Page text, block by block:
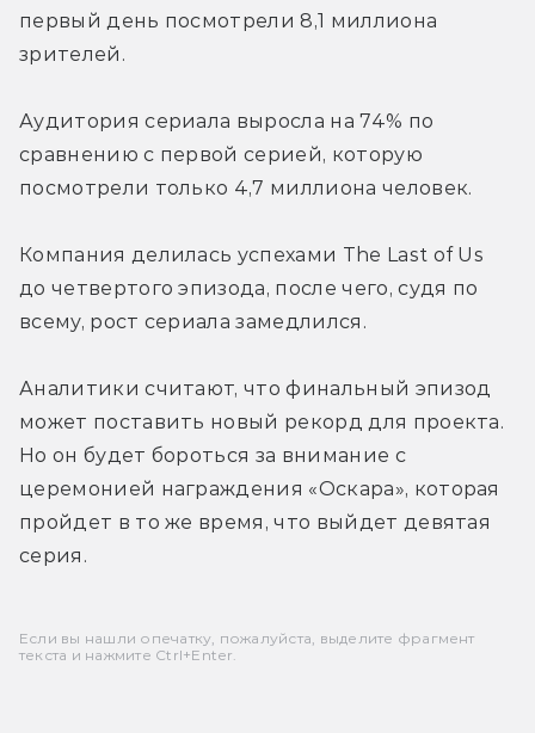
первый день посмотрели 8,1 миллиона
зрителей.
Аудитория сериала выросла на 74% по
сравнению с первой серией, которую
посмотрели только 4,7 миллиона человек.
Компания делилась успехами The Last of Us
до четвертого эпизода, после чего, судя по
всему, рост сериала замедлился.
Аналитики считают, что финальный эпизод
может поставить новый рекорд для проекта.
Но он будет бороться за внимание с
церемонией награждения «Оскара», которая
пройдет в то же время, что выйдет девятая
серия.
Если вы нашли опечатку, пожалуйста, выделите фрагмент
текста и нажмите Ctrl+Enter.